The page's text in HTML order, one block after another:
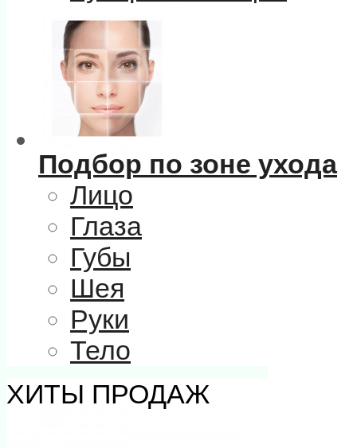
Подбор по зоне ухода
Лицо
Глаза
Губы
Шея
Руки
Тело
ХИТЫ ПРОДАЖ